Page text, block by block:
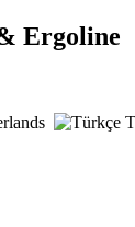
Ergoline